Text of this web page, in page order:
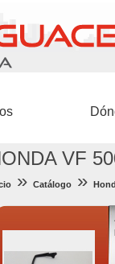
VF
» Catálogo »